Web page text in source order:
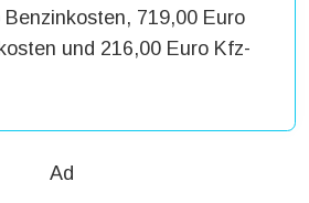
719,00 Euro
und 216,00 Euro Kfz-
Ad